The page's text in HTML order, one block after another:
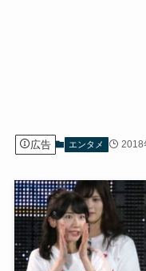
広告 エンタメ 2018